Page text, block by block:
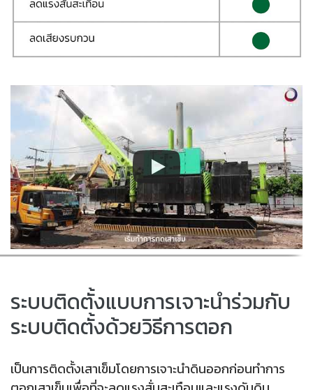
ระบบติดตั้งแบบการเจาะนำร่วมกับ
ระบบติดตั้งด้วยวิธีการตอก
เป็นการติดตั้งเสาเข็มโดยการเจาะนำดินออกก่อนทำการ